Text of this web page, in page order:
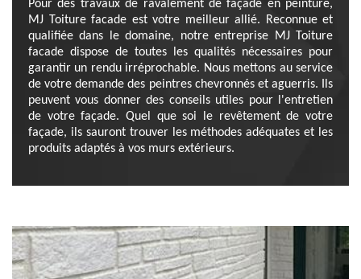
Pour des travaux de ravalement de façade en peinture,
MJ Toiture facade est votre meilleur allié. Reconnue et
qualifiée dans le domaine, notre entreprise MJ Toiture
facade dispose de toutes les qualités nécessaires pour
garantir un rendu irréprochable. Nous mettons au service
de votre demande des peintres chevronnés et aguerris. Ils
peuvent vous donner des conseils utiles pour l'entretien
de votre façade. Quel que soi le revêtement de votre
façade, ils sauront trouver les méthodes adéquates et les
produits adaptés à vos murs extérieurs.